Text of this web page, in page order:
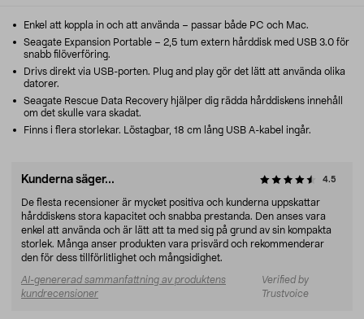
Enkel att koppla in och att använda – passar både PC och Mac.
Seagate Expansion Portable – 2,5 tum extern hårddisk med USB 3.0 för
snabb filöverföring.
Drivs direkt via USB-porten. Plug and play gör det lätt att använda olika
datorer.
Seagate Rescue Data Recovery hjälper dig rädda hårddiskens innehåll
om det skulle vara skadat.
Finns i flera storlekar. Löstagbar, 18 cm lång USB A-kabel ingår.
Kunderna säger... 4.5
De flesta recensioner är mycket positiva och kunderna uppskattar
hårddiskens stora kapacitet och snabba prestanda. Den anses vara
enkel att använda och är lätt att ta med sig på grund av sin kompakta
storlek. Många anser produkten vara prisvärd och rekommenderar
den för dess tillförlitlighet och mångsidighet.
AI-genererad sammanfattning av produktens
kundrecensioner
Verified by
Trustvoice